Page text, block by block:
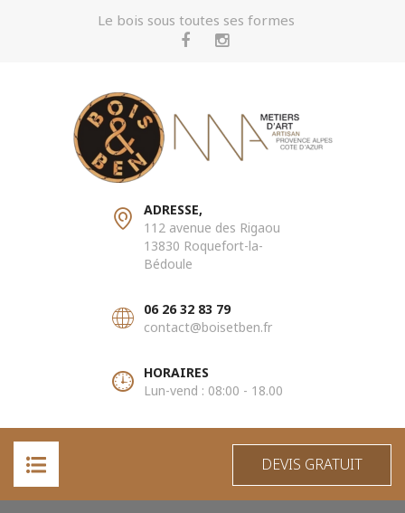
Le bois sous toutes ses formes
ADRESSE,
112 avenue des Rigaou
13830 Roquefort-la-
Bédoule
06 26 32 83 79
contact@boisetben.fr
HORAIRES
Lun-vend : 08:00 - 18.00
DEVIS GRATUIT